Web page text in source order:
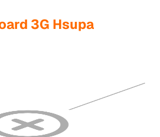
3G Hsupa